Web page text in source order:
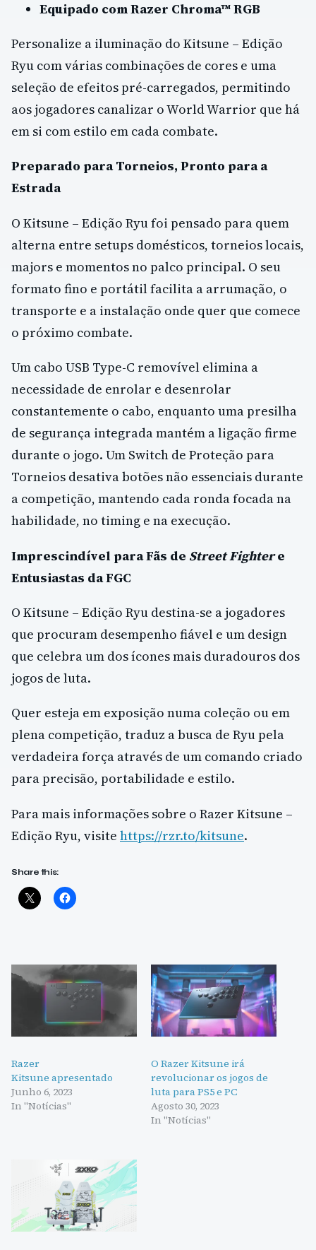
Equipado com Razer Chroma™ RGB
Personalize a iluminação do Kitsune – Edição
Ryu com várias combinações de cores e uma
seleção de efeitos pré-carregados, permitindo
aos jogadores canalizar o World Warrior que há
em si com estilo em cada combate.
Preparado para Torneios, Pronto para a
Estrada
O Kitsune – Edição Ryu foi pensado para quem
alterna entre setups domésticos, torneios locais,
majors e momentos no palco principal. O seu
formato fino e portátil facilita a arrumação, o
transporte e a instalação onde quer que comece
o próximo combate.
Um cabo USB Type-C removível elimina a
necessidade de enrolar e desenrolar
constantemente o cabo, enquanto uma presilha
de segurança integrada mantém a ligação firme
durante o jogo. Um Switch de Proteção para
Torneios desativa botões não essenciais durante
a competição, mantendo cada ronda focada na
habilidade, no timing e na execução.
Imprescindível para Fãs de Street Fightere
Entusiastas da FGC
O Kitsune – Edição Ryu destina-se a jogadores
que procuram desempenho fiável e um design
que celebra um dos ícones mais duradouros dos
jogos de luta.
Quer esteja em exposição numa coleção ou em
plena competição, traduz a busca de Ryu pela
verdadeira força através de um comando criado
para precisão, portabilidade e estilo.
Para mais informações sobre o Razer Kitsune –
Edição Ryu, visite https://rzr.to/kitsune.
Share this:
Razer
Kitsune apresentado
Junho 6, 2023
In "Notícias"
O Razer Kitsune irá
revolucionar os jogos de
luta para PS5 e PC
Agosto 30, 2023
In "Notícias"